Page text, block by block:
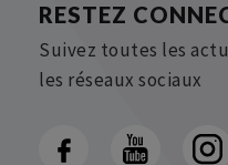
RESTEZ
Suivez toutes les
les réseaux sociaux